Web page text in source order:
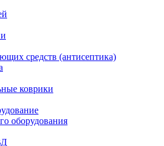
средств (антисептика)
коврики
оборудования